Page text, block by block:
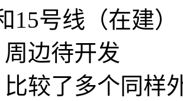
15号线（在建）
边待开发
比较了多个同样